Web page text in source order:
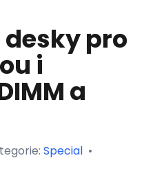
desky pro
i
a
Special •